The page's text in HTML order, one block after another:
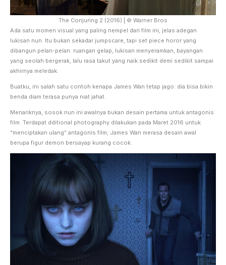
The Conjuring 2 (2016) | © Warner Bros
Ada satu momen visual yang paling nempel dari film ini, jelas adegan
lukisan nun. Itu bukan sekadar jumpscare, tapi set piece horor yang
dibangun pelan-pelan: ruangan gelap, lukisan menyeramkan, bayangan
yang seolah bergerak, lalu rasa takut yang naik sedikit demi sedikit sampai
akhirnya meledak.
Buatku, ini salah satu contoh kenapa James Wan tetap jago: dia bisa bikin
benda diam terasa punya niat jahat.
Menariknya, sosok nun ini awalnya bukan desain pertama untuk antagonis
film. Terdapat dditional photography dilakukan pada Maret 2016 untuk
“menciptakan ulang” antagonis film; James Wan merasa desain awal
berupa figur demon bersayap kurang cocok.